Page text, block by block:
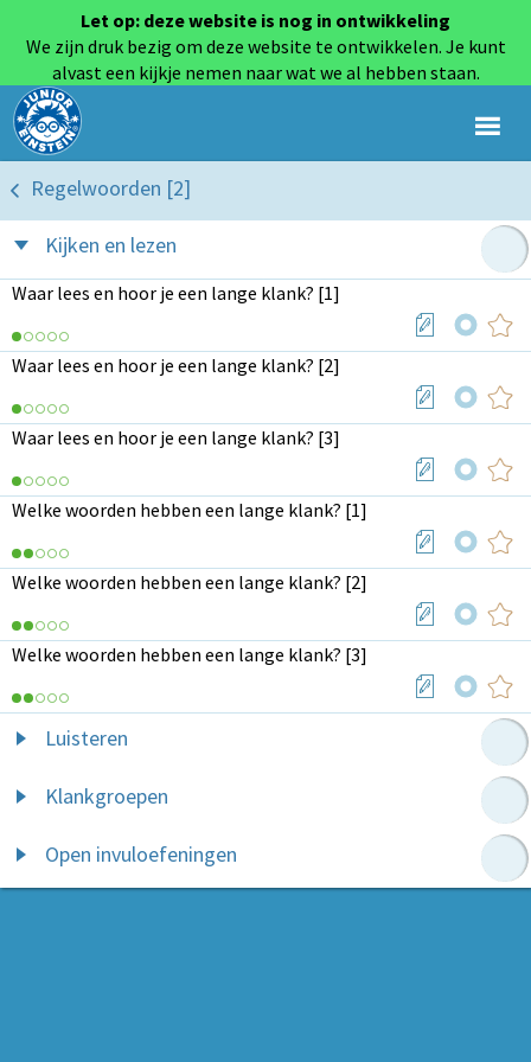
Let op: deze website is nog in ontwikkeling
We zijn druk bezig om deze website te ontwikkelen. Je kunt
alvast een kijkje nemen naar wat we al hebben staan.
Regelwoorden [2]
Kijken en lezen
Waar lees en hoor je een lange klank? [1]
Waar lees en hoor je een lange klank? [2]
Waar lees en hoor je een lange klank? [3]
Welke woorden hebben een lange klank? [1]
Welke woorden hebben een lange klank? [2]
Welke woorden hebben een lange klank? [3]
Luisteren
Klankgroepen
Open invuloefeningen